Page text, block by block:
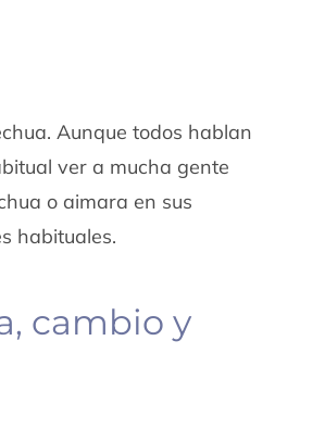
Aunque todos hablan
ver a mucha gente
o aimara en sus
habituales.
cambio y